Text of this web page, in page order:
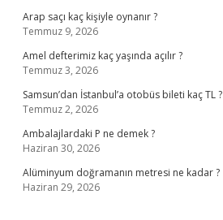
Arap saçı kaç kişiyle oynanır ?
Temmuz 9, 2026
Amel defterimiz kaç yaşında açılır ?
Temmuz 3, 2026
Samsun’dan İstanbul’a otobüs bileti kaç TL ?
Temmuz 2, 2026
Ambalajlardaki P ne demek ?
Haziran 30, 2026
Alüminyum doğramanın metresi ne kadar ?
Haziran 29, 2026